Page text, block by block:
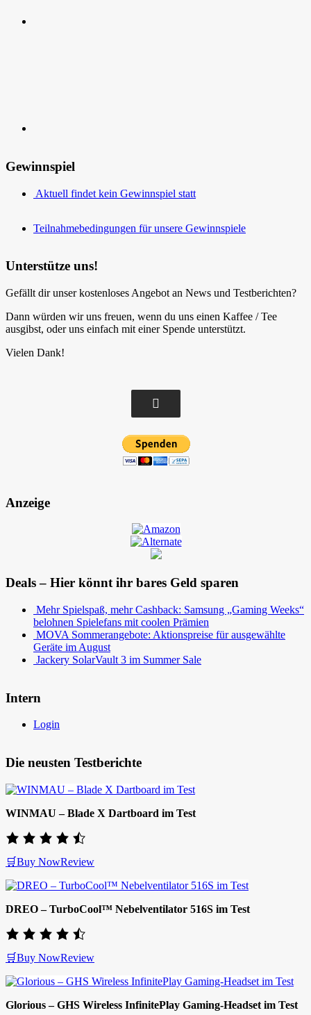
Gewinnspiel
Aktuell findet kein Gewinnspiel statt
Teilnahmebedingungen für unsere Gewinnspiele
Unterstütze uns!
Gefällt dir unser kostenloses Angebot an News und Testberichten?
Dann würden wir uns freuen, wenn du uns einen Kaffee / Tee
ausgibst, oder uns einfach mit einer Spende unterstützt.
Vielen Dank!
Anzeige
Deals – Hier könnt ihr bares Geld sparen
Mehr Spielspaß, mehr Cashback: Samsung „Gaming Weeks“
belohnen Spielefans mit coolen Prämien
MOVA Sommerangebote: Aktionspreise für ausgewählte
Geräte im August
Jackery SolarVault 3 im Summer Sale
Intern
Login
Die neusten Testberichte
WINMAU – Blade X Dartboard im Test
🛒Buy NowReview
DREO – TurboCool™ Nebelventilator 516S im Test
🛒Buy NowReview
Glorious – GHS Wireless InfinitePlay Gaming-Headset im Test